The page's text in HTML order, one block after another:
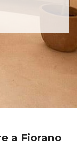
a Fiorano